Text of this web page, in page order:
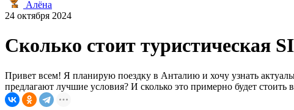
Алёна
24 октября 2024
Сколько стоит туристическая
Привет всем! Я планирую поездку в Анталию и хочу узнать
предлагают лучшие условия? И сколько это примерно будет